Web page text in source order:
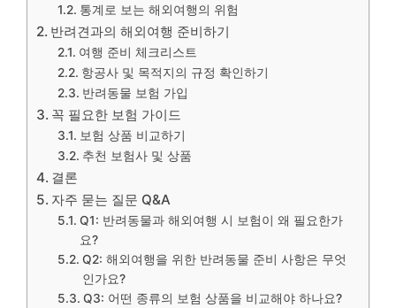
통계로 보는 해외여행의 위험
반려견과의 해외여행 준비하기
여행 준비 체크리스트
항공사 및 목적지의 규정 확인하기
반려동물 보험 가입
꼭 필요한 보험 가이드
보험 상품 비교하기
추천 보험사 및 상품
결론
자주 묻는 질문 Q&A
Q1: 반려동물과 해외여행 시 보험이 왜 필요한가
요?
Q2: 해외여행을 위한 반려동물 준비 사항은 무엇
인가요?
Q3: 어떤 종류의 보험 상품을 비교해야 하나요?